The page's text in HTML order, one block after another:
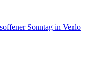
Sonntag in Venlo